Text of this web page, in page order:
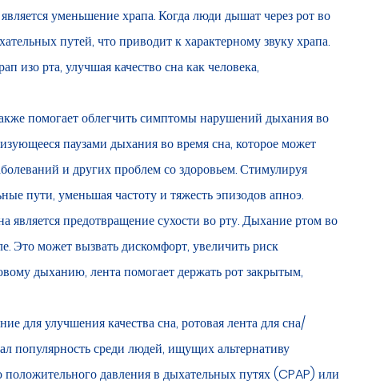
уменьшение храпа. Когда люди дышат через рот во
путей, что приводит к характерному звуку храпа.
изо рта, улучшая качество сна как человека,
помогает облегчить симптомы нарушений дыхания во
паузами дыхания во время сна, которое может
и других проблем со здоровьем. Стимулируя
пути, уменьшая частоту и тяжесть эпизодов апноэ.
предотвращение сухости во рту. Дыхание ртом во
Это может вызвать дискомфорт, увеличить риск
дыханию, лента помогает держать рот закрытым,
для улучшения качества сна, ротовая лента для сна/
популярность среди людей, ищущих альтернативу
давления в дыхательных путях (CPAP) или